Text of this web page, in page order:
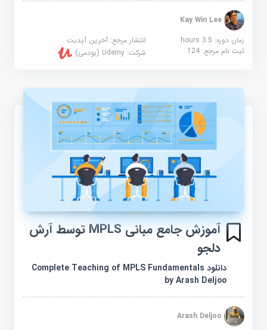
Kay Win Lee
زمان دوره: 3.5 hours
انتشار مرجع:آخرین آپدیت
ثبت نام مرجع:124 شرکت:Udemy (یودمی)
آموزش جامع مبانی MPLS توسط آرش
دلجو
دانلود Complete Teaching of MPLS Fundamentals
by Arash Deljoo
Arash Deljoo